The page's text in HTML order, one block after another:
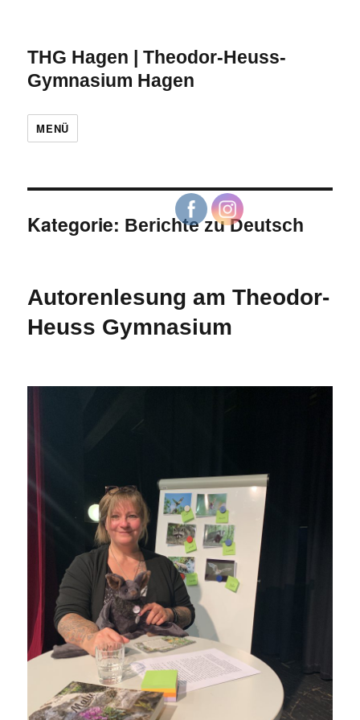
THG Hagen | Theodor-Heuss-
Gymnasium Hagen
MENÜ
Kategorie: Berichte zu Deutsch
Autorenlesung am Theodor-
Heuss Gymnasium